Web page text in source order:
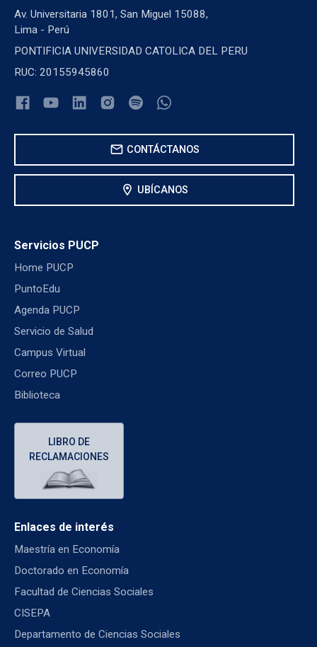
Av. Universitaria 1801, San Miguel 15088,
Lima - Perú
PONTIFICIA UNIVERSIDAD CATOLICA DEL PERU
RUC: 20155945860
mail CONTÁCTANOS
location_on UBÍCANOS
Servicios PUCP
Home PUCP
PuntoEdu
Agenda PUCP
Servicio de Salud
Campus Virtual
Correo PUCP
Biblioteca
LIBRO DE
RECLAMACIONES
Enlaces de interés
Maestría en Economía
Doctorado en Economía
Facultad de Ciencias Sociales
CISEPA
Departamento de Ciencias Sociales